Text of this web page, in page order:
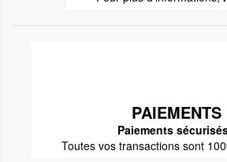
PAIEMENTS
Paiements
Toutes vos transactions sont